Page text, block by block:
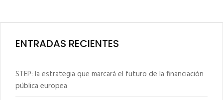
ENTRADAS RECIENTES
STEP: la estrategia que marcará el futuro de la financiación
pública europea